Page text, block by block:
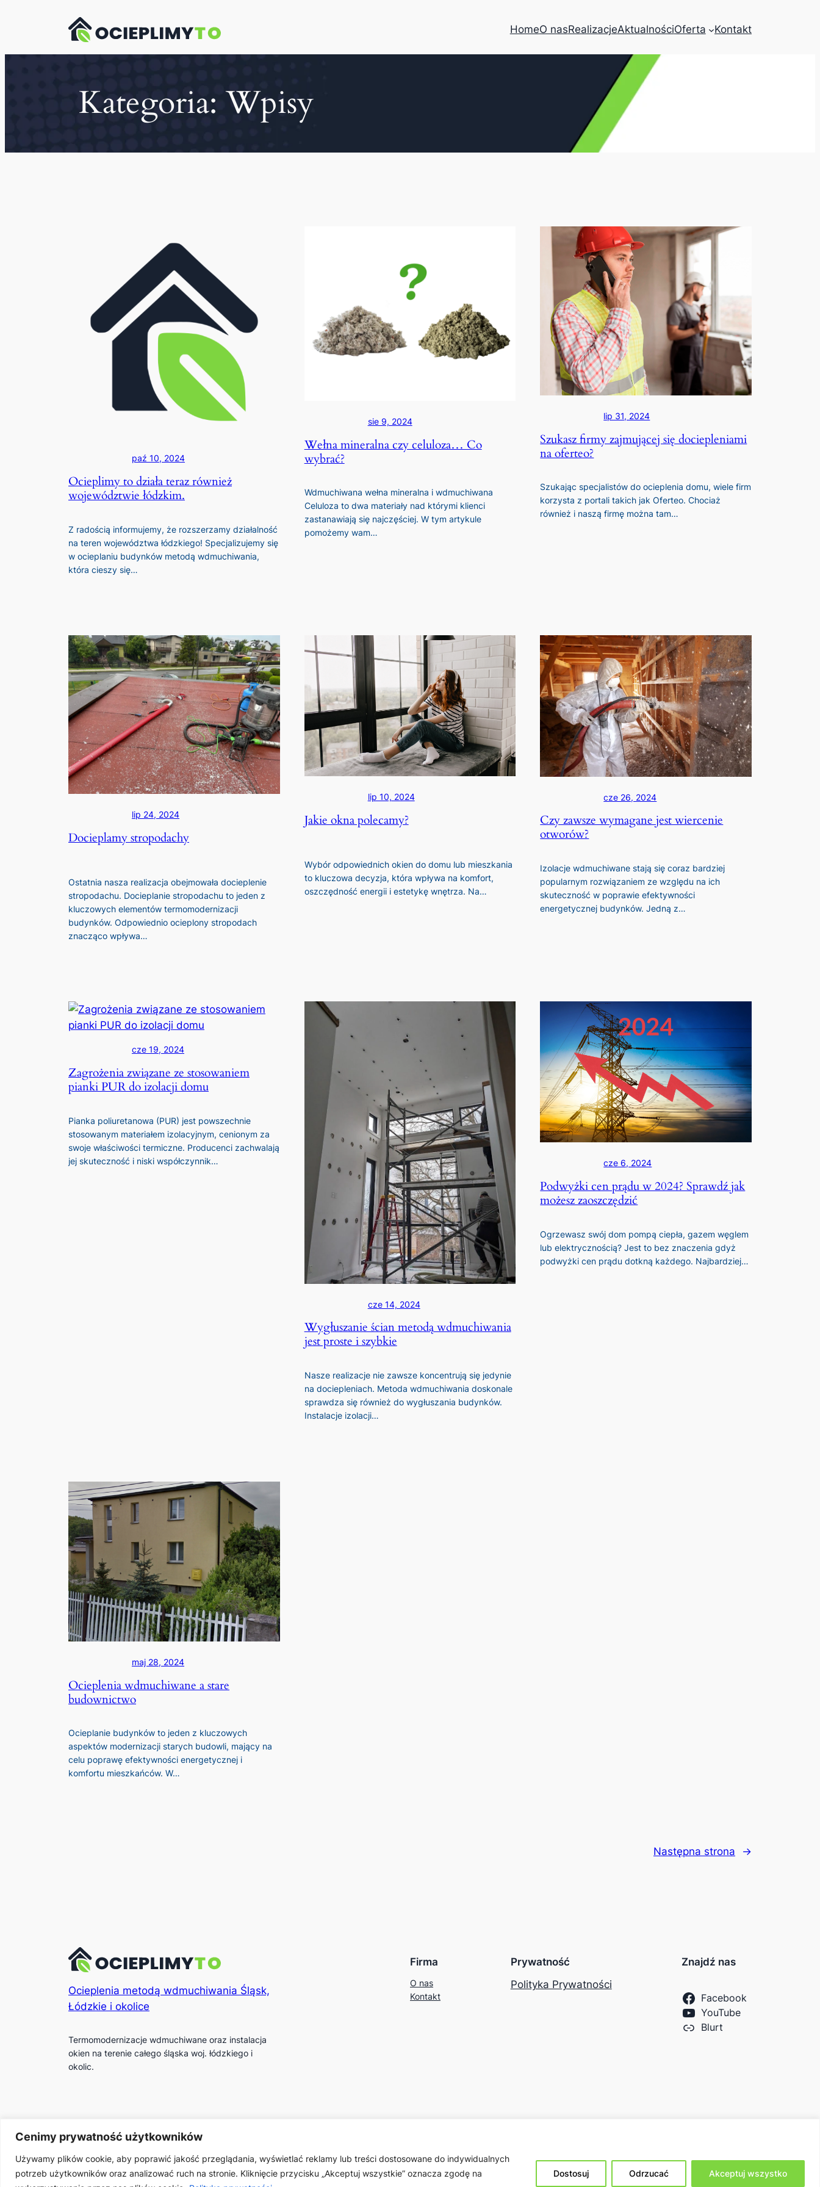
Cenimy prywatność użytkowników
Używamy plików cookie, aby poprawić jakość przeglądania, wyświetlać reklamy lub treści dostosowane do indywidualnych
potrzeb użytkowników oraz analizować ruch na stronie. Kliknięcie przycisku „Akceptuj wszystkie” oznacza zgodę na
Dostosuj Odrzucać Akceptuj wszystko
HomeO nasRealizacjeAktualnościOferta Kontakt
Kategoria:Wpisy
paź 10, 2024
Ocieplimy to działa teraz również
województwie łódzkim.
Z radością informujemy, że rozszerzamy działalność
na teren województwa łódzkiego! Specjalizujemy się
w ocieplaniu budynków metodą wdmuchiwania,
która cieszy się…
sie 9, 2024
Wełna mineralna czy celuloza… Co
wybrać?
Wdmuchiwana wełna mineralna i wdmuchiwana
Celuloza to dwa materiały nad którymi klienci
zastanawiają się najczęściej. W tym artykule
pomożemy wam…
lip 31, 2024
Szukasz firmy zajmującej się dociepleniami
na oferteo?
Szukając specjalistów do ocieplenia domu, wiele firm
korzysta z portali takich jak Oferteo. Chociaż
również i naszą firmę można tam…
lip 24, 2024
Docieplamy stropodachy
Ostatnia nasza realizacja obejmowała docieplenie
stropodachu. Docieplanie stropodachu to jeden z
kluczowych elementów termomodernizacji
budynków. Odpowiednio ocieplony stropodach
znacząco wpływa…
lip 10, 2024
Jakie okna polecamy?
Wybór odpowiednich okien do domu lub mieszkania
to kluczowa decyzja, która wpływa na komfort,
oszczędność energii i estetykę wnętrza. Na…
cze 26, 2024
Czy zawsze wymagane jest wiercenie
otworów?
Izolacje wdmuchiwane stają się coraz bardziej
popularnym rozwiązaniem ze względu na ich
skuteczność w poprawie efektywności
energetycznej budynków. Jedną z…
cze 19, 2024
Zagrożenia związane ze stosowaniem
pianki PUR do izolacji domu
Pianka poliuretanowa (PUR) jest powszechnie
stosowanym materiałem izolacyjnym, cenionym za
swoje właściwości termiczne. Producenci zachwalają
jej skuteczność i niski współczynnik…
cze 14, 2024
Wygłuszanie ścian metodą wdmuchiwania
jest proste i szybkie
Nasze realizacje nie zawsze koncentrują się jedynie
na dociepleniach. Metoda wdmuchiwania doskonale
sprawdza się również do wygłuszania budynków.
Instalacje izolacji…
cze 6, 2024
Podwyżki cen prądu w 2024? Sprawdź jak
możesz zaoszczędzić
Ogrzewasz swój dom pompą ciepła, gazem węglem
lub elektrycznością? Jest to bez znaczenia gdyż
podwyżki cen prądu dotkną każdego. Najbardziej…
maj 28, 2024
Ocieplenia wdmuchiwane a stare
budownictwo
Ocieplanie budynków to jeden z kluczowych
aspektów modernizacji starych budowli, mający na
celu poprawę efektywności energetycznej i
komfortu mieszkańców. W…
Następna strona →
Ocieplenia metodą wdmuchiwania Śląsk,
Łódzkie i okolice
Termomodernizacje wdmuchiwane oraz instalacja
okien na terenie całego śląska woj. łódzkiego i
okolic.
Firma
O nas
Kontakt
Prywatność
Polityka Prywatności
Znajdź nas
Facebook
YouTube
Blurt
Zaprojektowane przezDreamDesigns